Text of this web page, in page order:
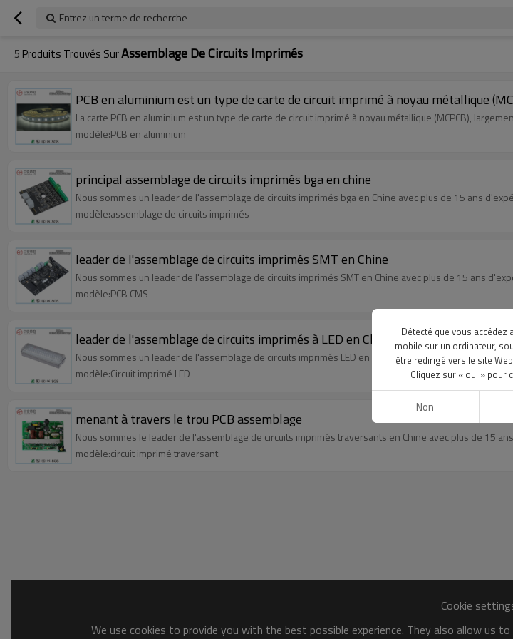
Entrez un terme de recherche
5 Produits Trouvés SurAssemblage De Circuits Imprimés
PCB en aluminium est un type de carte de circuit imprimé à noyau métallique
La carte PCB en aluminium est un type de carte de circuit imprimé à noyau métallique (MCPCB),
modèle:PCB en aluminium
principal assemblage de circuits imprimés bga en chine
Nous sommes un leader de l'assemblage de circuits imprimés bga en Chine avec plus de 15 ans
modèle:assemblage de circuits imprimés
leader de l'assemblage de circuits imprimés SMT en Chine
Nous sommes un leader de l'assemblage de circuits imprimés SMT en Chine avec plus de 15 ans
modèle:PCB CMS
leader de l'assemblage de circuits imprimés à LED en Chine
Nous sommes un leader de l'assemblage de circuits imprimés LED en Chine avec plus de 15 ans
modèle:Circuit imprimé LED
menant à travers le trou PCB assemblage
Nous sommes le leader de l'assemblage de circuits imprimés traversants en Chine avec plus de 15
modèle:circuit imprimé traversant
Cookie
We use cookies to provide you with the best possible experience. They also allow us
Détecté que vous accédez
mobile sur un ordinateur,
être redirigé vers le site
Cliquez sur « oui » pour
Non